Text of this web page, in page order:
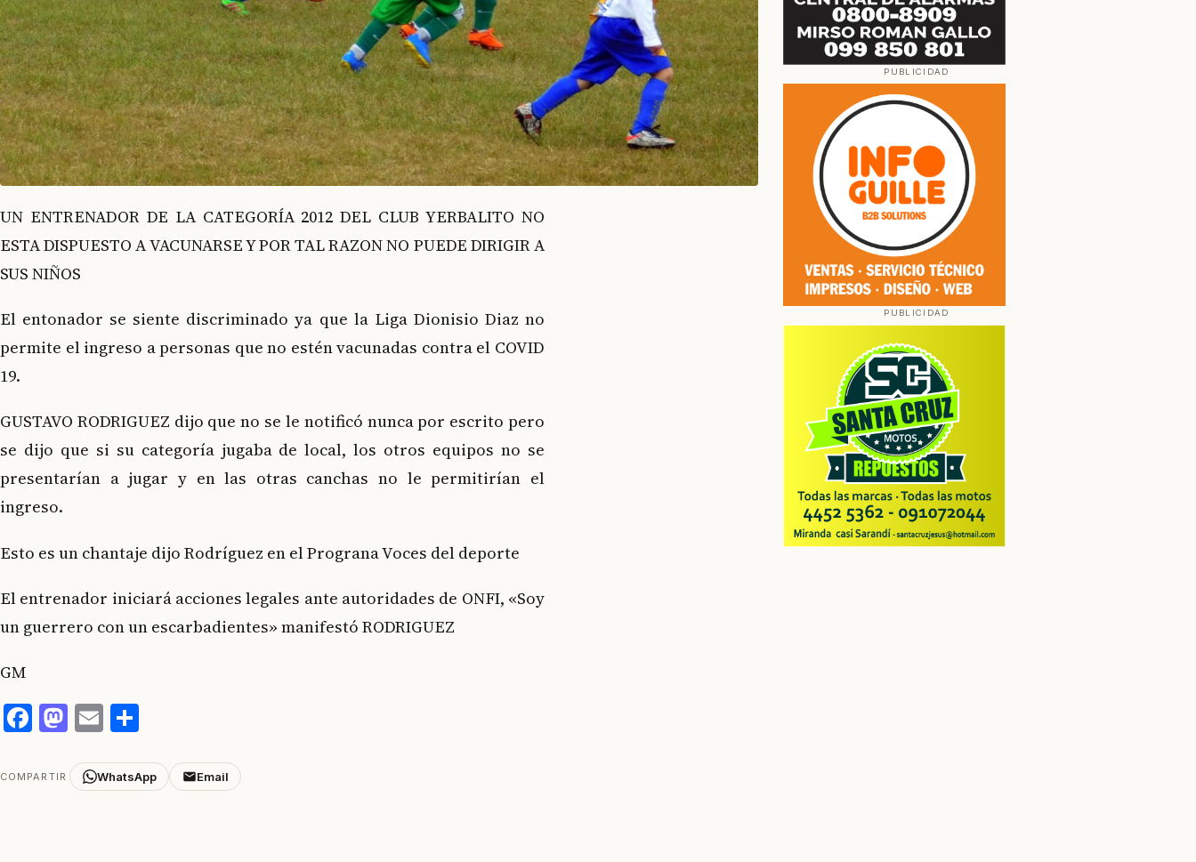
UN ENTRENADOR DE LA CATEGORÍA 2012 DEL CLUB YERBALITO NO
ESTA DISPUESTO A VACUNARSE Y POR TAL RAZON NO PUEDE DIRIGIR A
SUS NIÑOS
El entonador se siente discriminado ya que la Liga Dionisio Diaz no
permite el ingreso a personas que no estén vacunadas contra el COVID
19.
GUSTAVO RODRIGUEZ dijo que no se le notificó nunca por escrito pero
se dijo que si su categoría jugaba de local, los otros equipos no se
presentarían a jugar y en las otras canchas no le permitirían el
ingreso.
Esto es un chantaje dijo Rodríguez en el Prograna Voces del deporte
El entrenador iniciará acciones legales ante autoridades de ONFI, «Soy
un guerrero con un escarbadientes» manifestó RODRIGUEZ
GM
Facebook
Mastodon
Email
COMPARTIR WhatsApp Email